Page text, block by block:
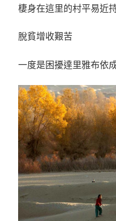
棲身在這里的村平易近
脫貧增收艱苦
一度是困擾達里雅布依